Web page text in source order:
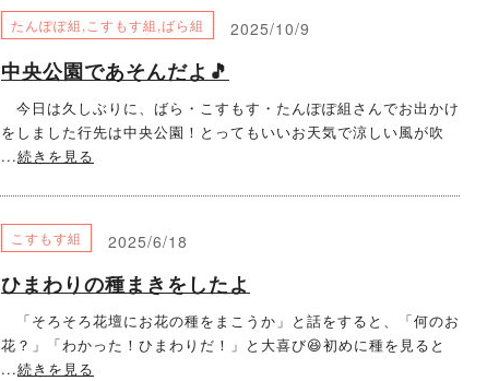
たんぽぽ組, こすもす組,ばら組 2025/10/9
中央公園であそんだよ🎵
今日は久しぶりに、ばら・こすもす・たんぽぽ組さんでお出かけ
をしました行先は中央公園！とってもいいお天気で涼しい風が吹
...続きを見る
こすもす組 2025/6/18
ひまわりの種まきをしたよ
「そろそろ花壇にお花の種をまこうか」と話をすると、「何のお
花？」「わかった！ひまわりだ！」と大喜び😆初めに種を見ると
...続きを見る